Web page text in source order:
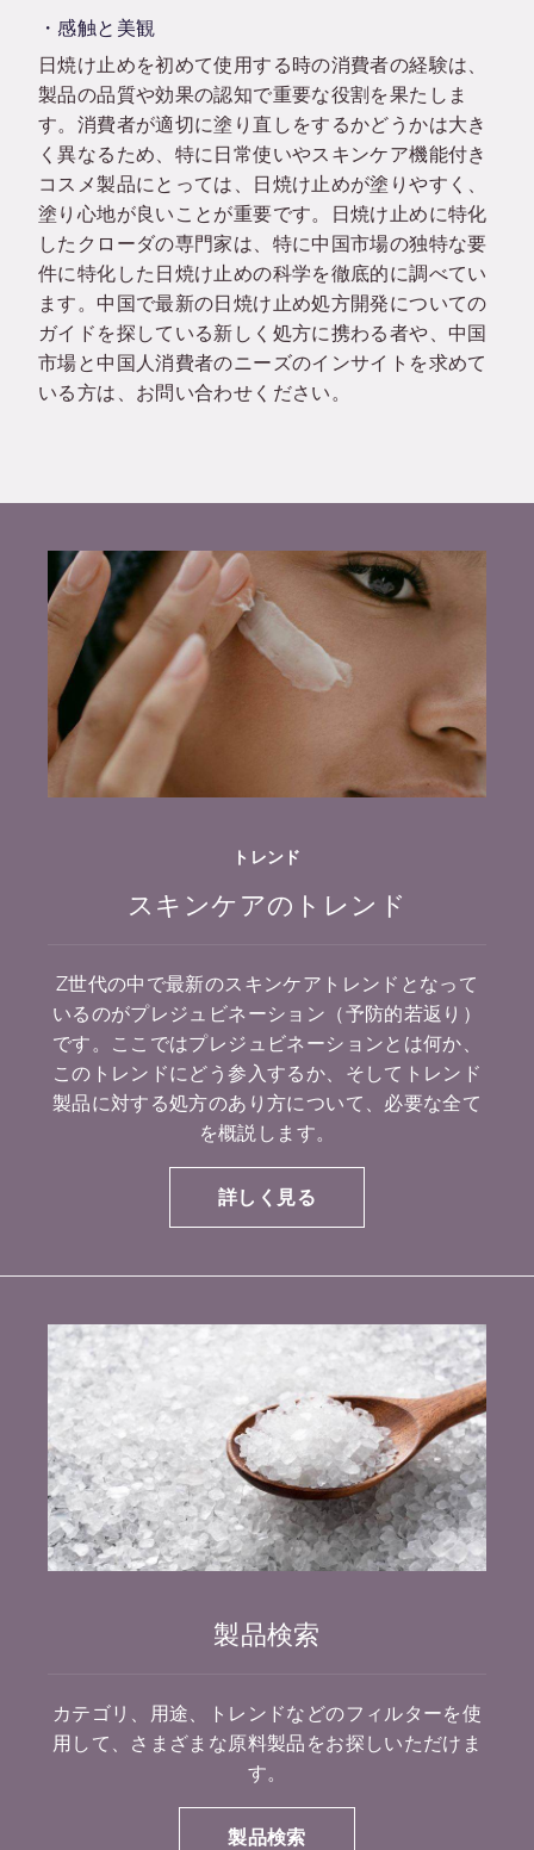
・感触と美観
日焼け止めを初めて使用する時の消費者の経験は、
製品の品質や効果の認知で重要な役割を果たしま
す。消費者が適切に塗り直しをするかどうかは大き
く異なるため、特に日常使いやスキンケア機能付き
コスメ製品にとっては、日焼け止めが塗りやすく、
塗り心地が良いことが重要です。日焼け止めに特化
したクローダの専門家は、特に中国市場の独特な要
件に特化した日焼け止めの科学を徹底的に調べてい
ます。中国で最新の日焼け止め処方開発についての
ガイドを探している新しく処方に携わる者や、中国
市場と中国人消費者のニーズのインサイトを求めて
いる方は、お問い合わせください。
トレンド
スキンケアのトレンド
Z世代の中で最新のスキンケアトレンドとなって
いるのがプレジュビネーション（予防的若返り）
です。ここではプレジュビネーションとは何か、
このトレンドにどう参入するか、そしてトレンド
製品に対する処方のあり方について、必要な全て
を概説します。
詳しく見る
製品検索
カテゴリ、用途、トレンドなどのフィルターを使
用して、さまざまな原料製品をお探しいただけま
す。
製品検索